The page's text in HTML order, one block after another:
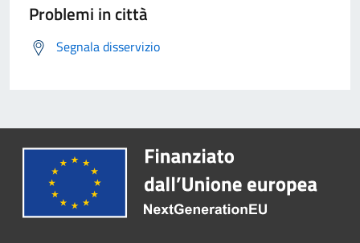
Problemi in città
Segnala disservizio